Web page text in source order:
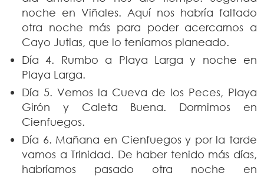
noche en Viñales. Aquí nos habría faltado
otra noche más para poder acercarnos a
Cayo Jutias, que lo teníamos planeado.
Día 4. Rumbo a Playa Larga y noche en
Playa Larga.
Día 5. Vemos la Cueva de los Peces, Playa
Girón y Caleta Buena. Dormimos en
Cienfuegos.
Día 6. Mañana en Cienfuegos y por la tarde
vamos a Trinidad. De haber tenido más días,
habríamos pasado otra noche en